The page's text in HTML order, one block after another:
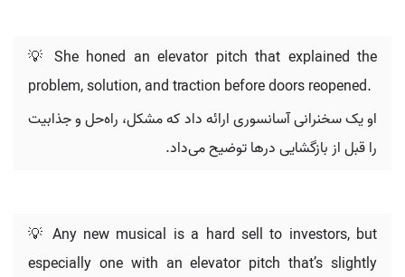
💡 She honed an elevator pitch that explained the
problem, solution, and traction before doors reopened.
او یک سخنرانی آسانسوری ارائه داد که مشکل، راه‌حل و جذابیت
را قبل از بازگشایی درها توضیح می‌داد.
💡 Any new musical is a hard sell to investors, but
especially one with an elevator pitch that’s slightly